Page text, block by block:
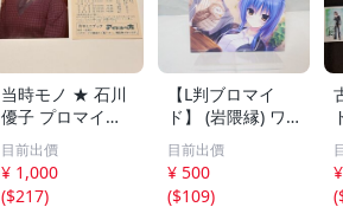
当時モノ ★ 石川
優子 プロマイド
ブロマイド マル
ベル堂? アイドル
の友
目前出價
¥ 1,000
($217)
【L判ブロマイ
ド】 (岩隈縁) ワ
ガママハイスペッ
ク 宇都宮つみれ
まどそふと
目前出價
¥ 500
($109)
(